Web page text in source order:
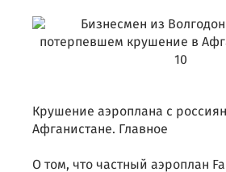
Крушение аэроплана с
Афганистане. Главное
О том, что частный аэроплан